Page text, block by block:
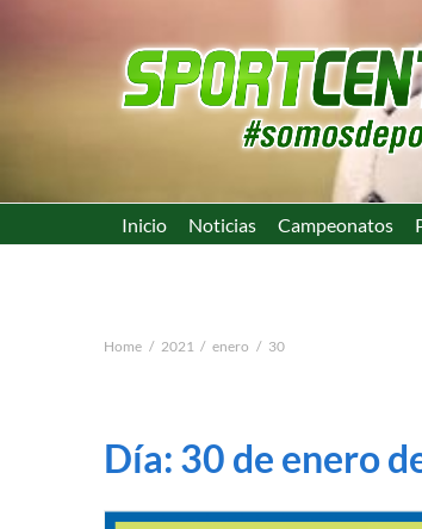
Inicio Noticias Campeonatos
Home 2021 enero 30
Día: 30 de enero